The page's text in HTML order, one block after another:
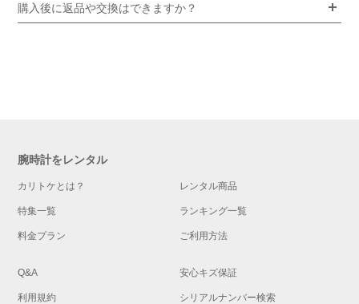
購入後に返品や交換はできますか？
腕時計をレンタル
カリトケとは？ レンタル商品
特集一覧 ランキング一覧
料金プラン ご利用方法
Q&A 安心キズ保証
利用規約 シリアルナンバー検索